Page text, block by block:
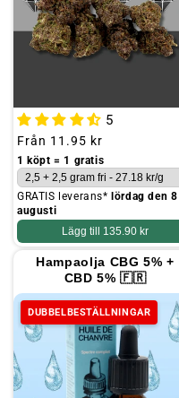
5
Ordinarie
pris
Från 11.95 kr
1 köpt = 1 gratis
GRATIS leverans* lördag den 8
augusti
Lägg till 135.90 kr
Hampaolja CBG 5% +
CBD 5% 🇫🇷
DUBBELBESTÄLLNINGAR